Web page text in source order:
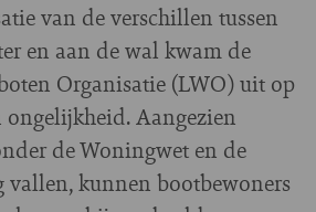
van de verschillen tussen
en aan de wal kwam de
Organisatie (LWO) uit op
Aangezien
de Woningwet en de
kunnen bootbewoners